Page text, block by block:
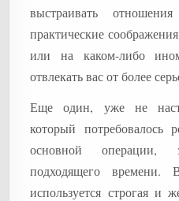
выстраивать
практические
или на каком-либо
отвлекать вас от более
Еще один, уже не
который потребовалось
основной операции,
подходящего времени.
используется строгая и